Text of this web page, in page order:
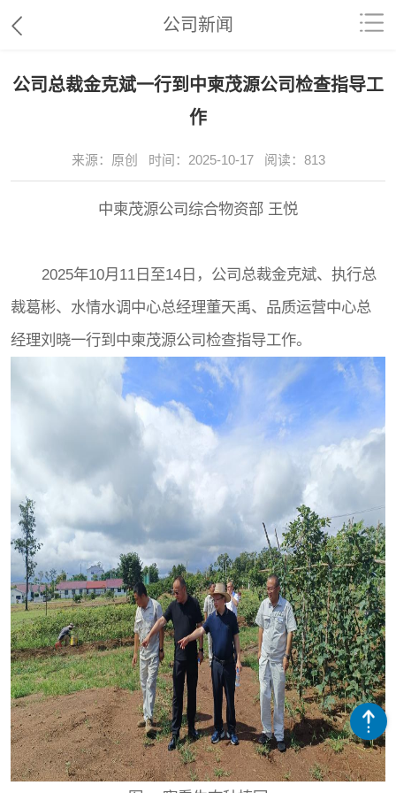
公司新闻
公司总裁金克斌一行到中柬茂源公司检查指导工
作
来源：原创 时间：2025-10-17 阅读：813
中柬茂源公司综合物资部 王悦
2025年10月11日至14日，公司总裁金克斌、执行总
裁葛彬、水情水调中心总经理董天禹、品质运营中心总
经理刘晓一行到中柬茂源公司检查指导工作。